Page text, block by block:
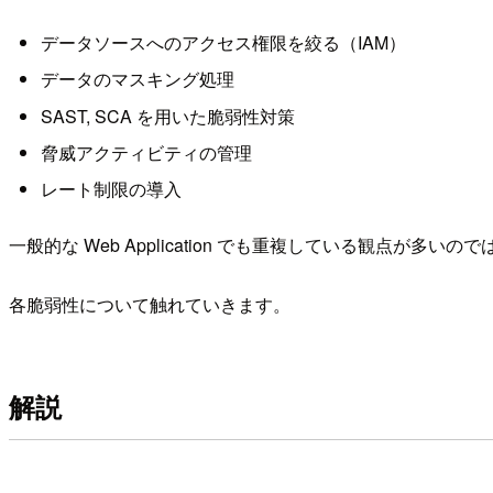
データソースへのアクセス権限を絞る（IAM）
データのマスキング処理
SAST, SCA を用いた脆弱性対策
脅威アクティビティの管理
レート制限の導入
一般的な Web Application でも重複している観点が多いので
各脆弱性について触れていきます。
解説